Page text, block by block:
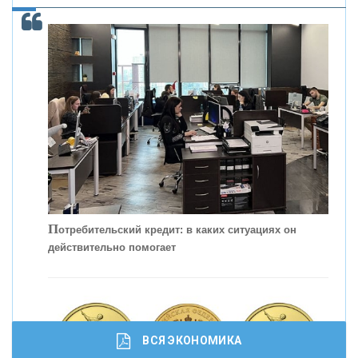
Скорость - один из главных трендов в
кредитовании бизнеса - «Интервью»
Потребительский кредит: в каких ситуациях он
действительно помогает
ВСЯ ЭКОНОМИКА